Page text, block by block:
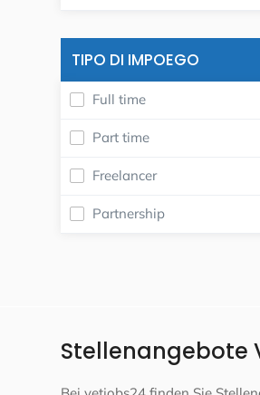
TIPO DI IMPOEGO
Full time
Part time
Freelancer
Partnership
Stellenangebote